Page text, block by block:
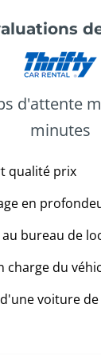
d'attente
minutes
qualité prix
en
au bureau de
charge du
voiture